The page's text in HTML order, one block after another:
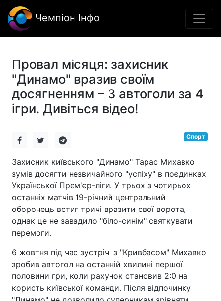
Чемпіон Інфо
Провал місяця: захисник
"Динамо" вразив своїм
досягненням – 3 автоголи за 4
ігри. Дивіться відео!
Спорт
Захисник київського "Динамо" Тарас Михавко
зумів досягти незвичайного "успіху" в поєдинках
Української Прем'єр-ліги. У трьох з чотирьох
останніх матчів 19-річний центральний
оборонець встиг тричі вразити свої ворота,
однак це не завадило "біло-синім" святкувати
перемоги.
6 жовтня під час зустрічі з "Кривбасом" Михавко
зробив автогол на останній хвилині першої
половини гри, коли рахунок становив 2:0 на
користь київської команди. Після відпочинку